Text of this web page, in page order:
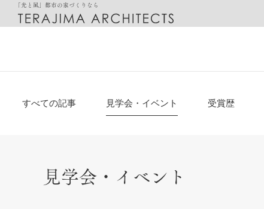
「光と風」都市の家づくりなら
邸宅別
都市に最適化した「光と風の家」
設計のご相談
すべての記事 見学会・イベント 受賞歴
見学会・イベント